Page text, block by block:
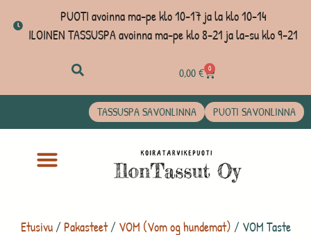
PUOTI avoinna ma-pe klo 10-17 ja la klo 10-14
ILOINEN TASSUSPA avoinna ma-pe klo 8-21 ja la-su klo 9-21
0,00€ 0
TASSUSPA SAVONLINNA PUOTI SAVONLINNA
Etusivu/ Pakasteet/ VOM (Vom og hundemat) / VOM Taste